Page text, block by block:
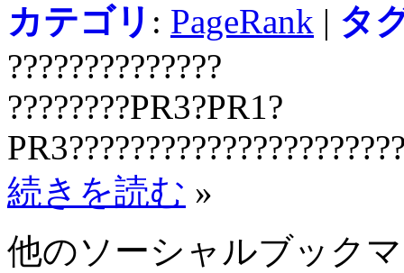
カテゴリ : PageRank | タ
??????????????
????????PR3?PR1?
続きを読む »
他のソーシャルブック